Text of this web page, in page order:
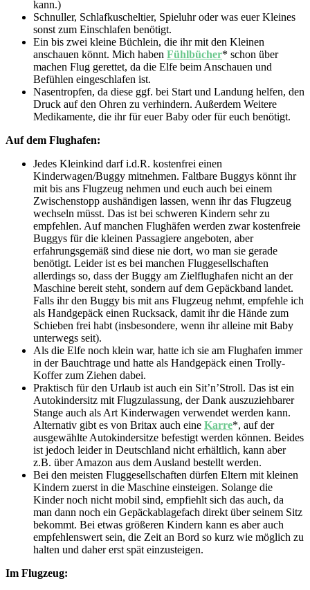
kann.)
Schnuller, Schlafkuscheltier, Spieluhr oder was euer Kleines
sonst zum Einschlafen benötigt.
Ein bis zwei kleine Büchlein, die ihr mit den Kleinen
anschauen könnt. Mich haben Fühlbücher* schon über
machen Flug gerettet, da die Elfe beim Anschauen und
Befühlen eingeschlafen ist.
Nasentropfen, da diese ggf. bei Start und Landung helfen, den
Druck auf den Ohren zu verhindern. Außerdem Weitere
Medikamente, die ihr für euer Baby oder für euch benötigt.
Auf dem Flughafen:
Jedes Kleinkind darf i.d.R. kostenfrei einen
Kinderwagen/Buggy mitnehmen. Faltbare Buggys könnt ihr
mit bis ans Flugzeug nehmen und euch auch bei einem
Zwischenstopp aushändigen lassen, wenn ihr das Flugzeug
wechseln müsst. Das ist bei schweren Kindern sehr zu
empfehlen. Auf manchen Flughäfen werden zwar kostenfreie
Buggys für die kleinen Passagiere angeboten, aber
erfahrungsgemäß sind diese nie dort, wo man sie gerade
benötigt. Leider ist es bei manchen Fluggesellschaften
allerdings so, dass der Buggy am Zielflughafen nicht an der
Maschine bereit steht, sondern auf dem Gepäckband landet.
Falls ihr den Buggy bis mit ans Flugzeug nehmt, empfehle ich
als Handgepäck einen Rucksack, damit ihr die Hände zum
Schieben frei habt (insbesondere, wenn ihr alleine mit Baby
unterwegs seit).
Als die Elfe noch klein war, hatte ich sie am Flughafen immer
in der Bauchtrage und hatte als Handgepäck einen Trolly-
Koffer zum Ziehen dabei.
Praktisch für den Urlaub ist auch ein Sit’n’Stroll. Das ist ein
Autokindersitz mit Flugzulassung, der Dank auszuziehbarer
Stange auch als Art Kinderwagen verwendet werden kann.
Alternativ gibt es von Britax auch eine Karre*, auf der
ausgewählte Autokindersitze befestigt werden können. Beides
ist jedoch leider in Deutschland nicht erhältlich, kann aber
z.B. über Amazon aus dem Ausland bestellt werden.
Bei den meisten Fluggesellschaften dürfen Eltern mit kleinen
Kindern zuerst in die Maschine einsteigen. Solange die
Kinder noch nicht mobil sind, empfiehlt sich das auch, da
man dann noch ein Gepäckablagefach direkt über seinem Sitz
bekommt. Bei etwas größeren Kindern kann es aber auch
empfehlenswert sein, die Zeit an Bord so kurz wie möglich zu
halten und daher erst spät einzusteigen.
Im Flugzeug: